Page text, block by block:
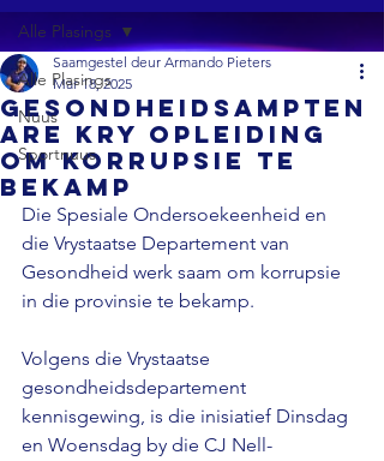
Alle Plasings
Nuus
Sportnuus
Alle Plasings
Gesondheidsampten
are kry opleiding
om korrupsie te
bekamp
Saamgestel deur Armando Pieters
Mar 18, 2025
Die Spesiale Ondersoekeenheid en
die Vrystaatse Departement van
Gesondheid werk saam om korrupsie
in die provinsie te bekamp.
Volgens die Vrystaatse
gesondheidsdepartement
kennisgewing, is die inisiatief Dinsdag
en Woensdag by die CJ Nell-